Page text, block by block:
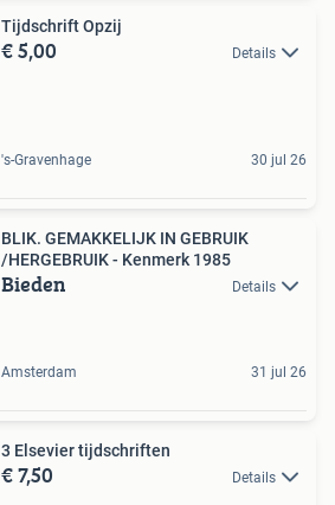
Tijdschrift Opzij
€ 5,00 Details
's-Gravenhage 30 jul 26
BLIK. GEMAKKELIJK IN GEBRUIK
/HERGEBRUIK - Kenmerk 1985
Bieden Details
Amsterdam 31 jul 26
3 Elsevier tijdschriften
€ 7,50 Details